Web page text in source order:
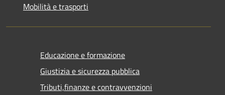
Mobilità e trasporti
Educazione e formazione
Giustizia e sicurezza pubblica
Tributi,finanze e contravvenzioni